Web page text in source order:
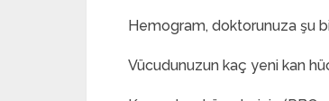
Hemogram, doktorunuza şu
Vücudunuzun kaç yeni kan